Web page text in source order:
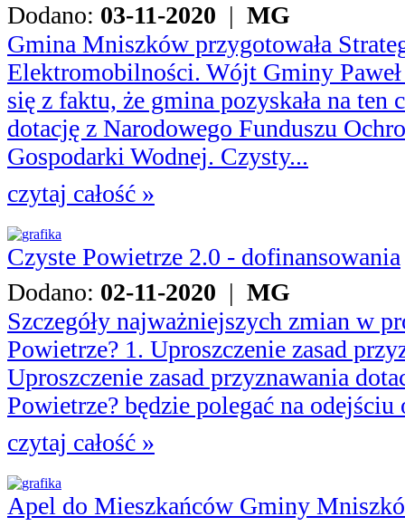
Dodano: 03-11-2020 | MG
Gmina Mniszków przygotowała
Elektromobilności. Wójt Gminy Paweł
się z faktu, że gmina pozyskała na ten
dotację z Narodowego Funduszu
Gospodarki Wodnej. Czysty...
czytaj całość »
Czyste Powietrze 2.0 - dofinansowania
Dodano: 02-11-2020 | MG
Szczegóły najważniejszych zmian w
Powietrze? 1. Uproszczenie zasad
Uproszczenie zasad przyznawania
Powietrze? będzie polegać na odejściu
czytaj całość »
Apel do Mieszkańców Gminy